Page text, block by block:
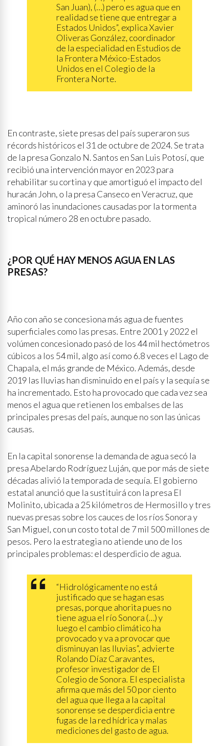
San Juan), (…) pero es agua que en
realidad se tiene que entregar a
Estados Unidos”, explica Xavier
Oliveras González, coordinador
de la especialidad en Estudios de
la Frontera México-Estados
Unidos en el Colegio de la
Frontera Norte.
En contraste, siete presas del país superaron sus
récords históricos el 31 de octubre de 2024. Se trata
de la presa Gonzalo N. Santos en San Luis Potosí, que
recibió una intervención mayor en 2023 para
rehabilitar su cortina y que amortiguó el impacto del
huracán John, o la presa Canseco en Veracruz, que
aminoró las inundaciones causadas por la tormenta
tropical número 28 en octubre pasado.
¿POR QUÉ HAY MENOS AGUA EN LAS
PRESAS?
Año con año se concesiona más agua de fuentes
superficiales como las presas. Entre 2001 y 2022 el
volúmen concesionado pasó de los 44 mil hectómetros
cúbicos a los 54 mil, algo así como 6.8 veces el Lago de
Chapala, el más grande de México. Además, desde
2019 las lluvias han disminuido en el país y la sequía se
ha incrementado. Esto ha provocado que cada vez sea
menos el agua que retienen los embalses de las
principales presas del país, aunque no son las únicas
causas.
En la capital sonorense la demanda de agua secó la
presa Abelardo Rodríguez Luján, que por más de siete
décadas alivió la temporada de sequía. El gobierno
estatal anunció que la sustituirá con la presa El
Molinito, ubicada a 25 kilómetros de Hermosillo y tres
nuevas presas sobre los cauces de los ríos Sonora y
San Miguel, con un costo total de 7 mil 500 millones de
pesos. Pero la estrategia no atiende uno de los
principales problemas: el desperdicio de agua.
“Hidrológicamente no está
justificado que se hagan esas
presas, porque ahorita pues no
tiene agua el río Sonora (…) y
luego el cambio climático ha
provocado y va a provocar que
disminuyan las lluvias”, advierte
Rolando Díaz Caravantes,
profesor investigador de El
Colegio de Sonora. El especialista
afirma que más del 50 por ciento
del agua que llega a la capital
sonorense se desperdicia entre
fugas de la red hídrica y malas
mediciones del gasto de agua.